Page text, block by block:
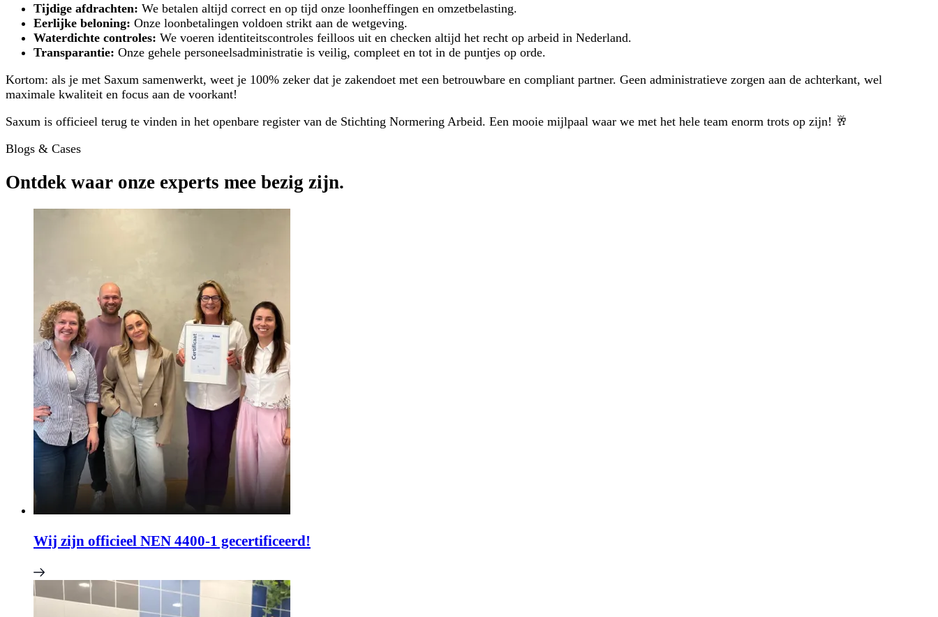
Tijdige afdrachten: We betalen altijd correct en op tijd onze loonheffingen en omzetbelasting.
Eerlijke beloning: Onze loonbetalingen voldoen strikt aan de wetgeving.
Waterdichte controles: We voeren identiteitscontroles feilloos uit en checken altijd het recht op arbeid in Nederland.
Transparantie: Onze gehele personeelsadministratie is veilig, compleet en tot in de puntjes op orde.
Kortom: als je met Saxum samenwerkt, weet je 100% zeker dat je zakendoet met een betrouwbare en compliant partner. Geen administratieve zorgen aan de achterkant, wel
maximale kwaliteit en focus aan de voorkant!
Saxum is officieel terug te vinden in het openbare register van de Stichting Normering Arbeid. Een mooie mijlpaal waar we met het hele team enorm trots op zijn! 🥂
Blogs & Cases
Ontdek waar onze experts mee bezig zijn.
Wij zijn officieel NEN 4400-1 gecertificeerd!